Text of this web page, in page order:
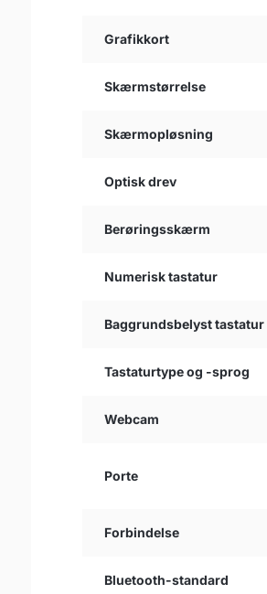
Grafikkort
Skærmstørrelse
Skærmopløsning
Optisk drev
Berøringsskærm
Numerisk tastatur
Baggrundsbelyst tastatur
Tastaturtype og -sprog
Webcam
Porte
Forbindelse
Bluetooth-standard